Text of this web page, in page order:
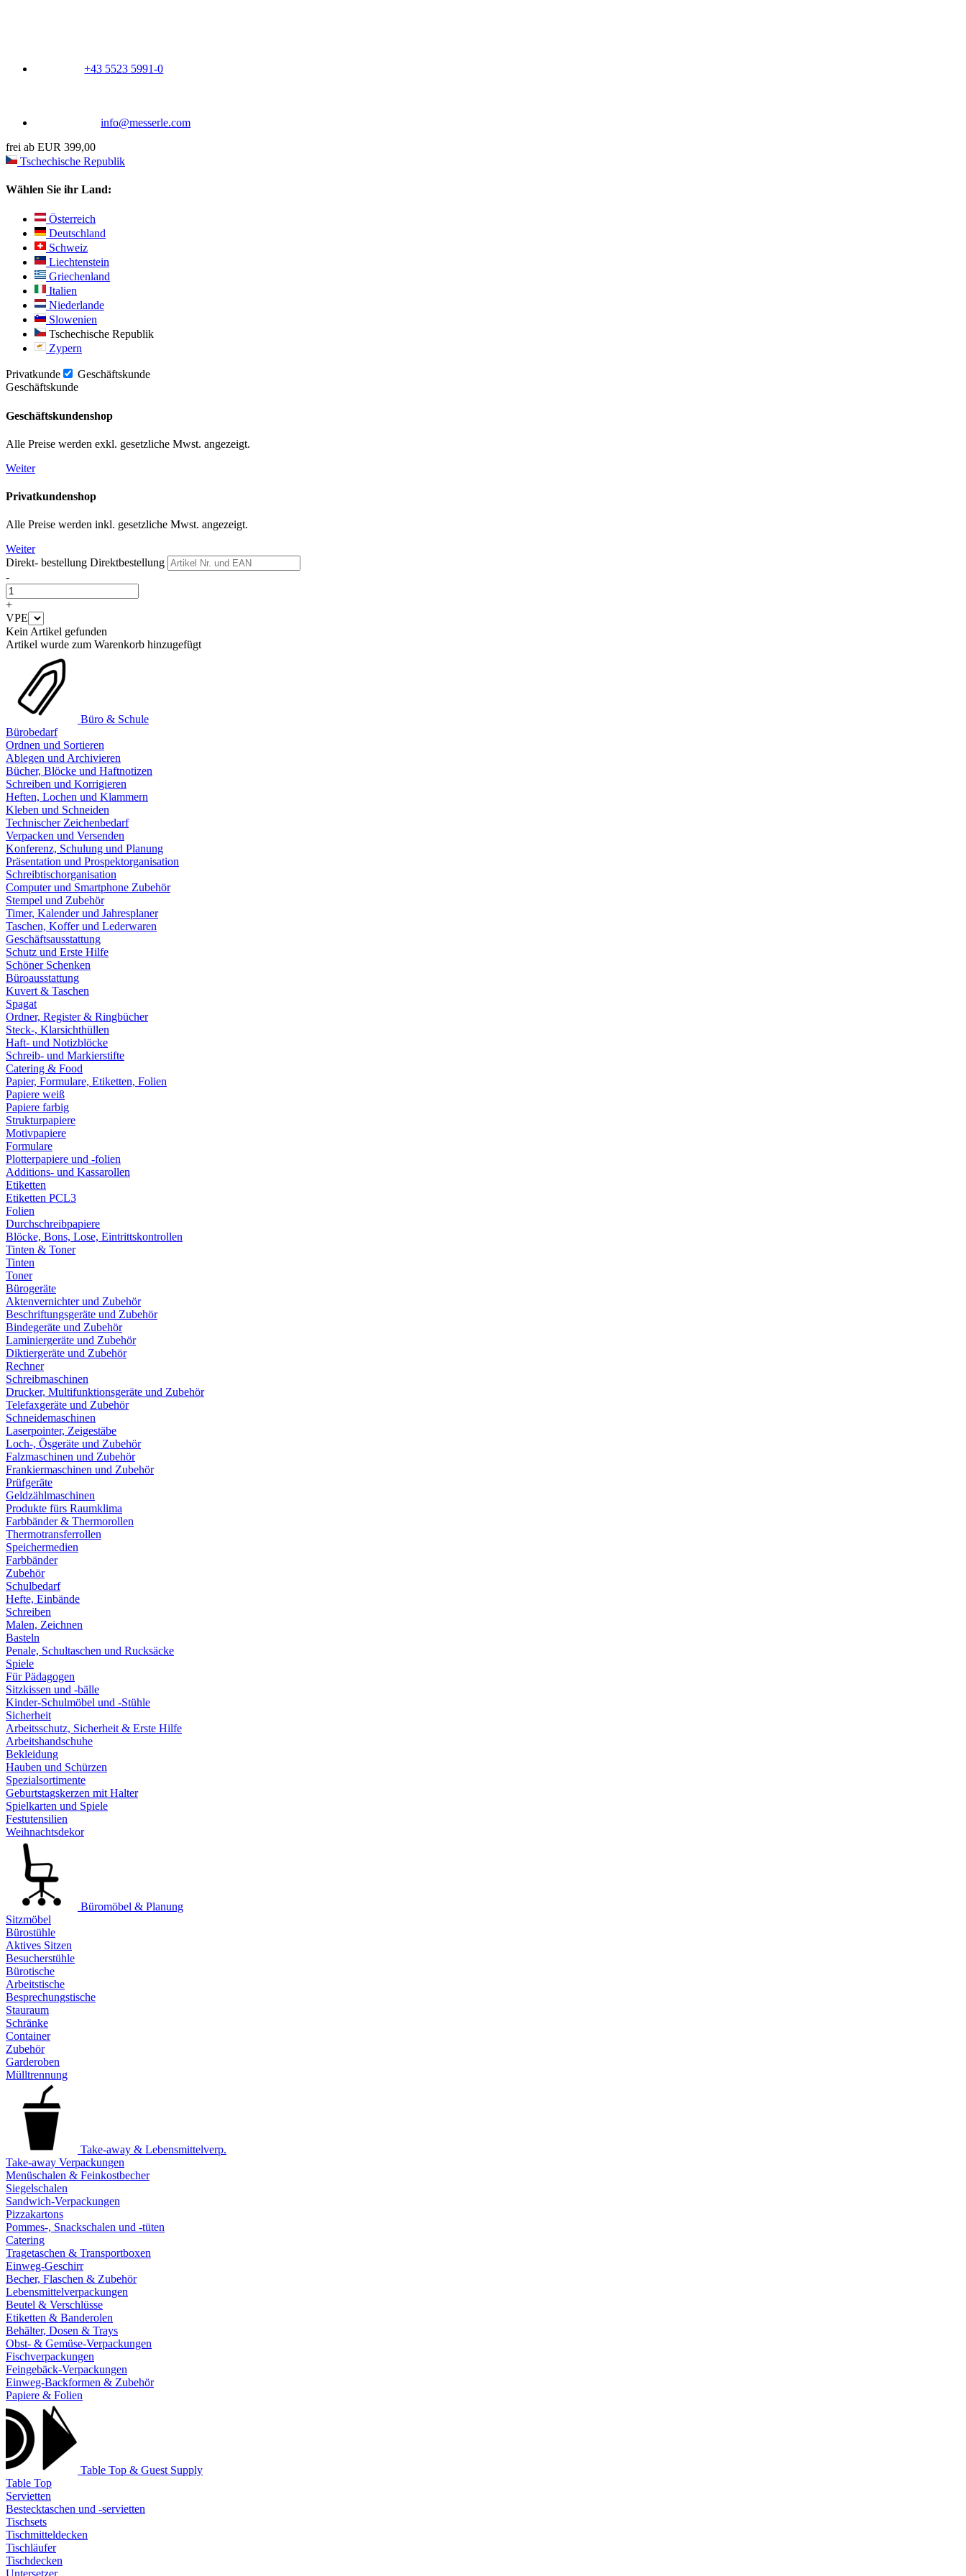
+43 5523 5991-0
info@messerle.com
frei ab EUR 399,00
Tschechische Republik
Wählen Sie ihr Land:
Österreich
Deutschland
Schweiz
Liechtenstein
Griechenland
Italien
Niederlande
Slowenien
Tschechische Republik
Zypern
Privatkunde
Geschäftskunde
Geschäftskunde
Geschäftskundenshop
Alle Preise werden exkl. gesetzliche Mwst. angezeigt.
Weiter
Privatkundenshop
Alle Preise werden inkl. gesetzliche Mwst. angezeigt.
Weiter
Direkt- bestellung Direktbestellung
-
+
VPE
Kein Artikel gefunden
Artikel wurde zum Warenkorb hinzugefügt
Büro & Schule
Bürobedarf
Ordnen und Sortieren
Ablegen und Archivieren
Bücher, Blöcke und Haftnotizen
Schreiben und Korrigieren
Heften, Lochen und Klammern
Kleben und Schneiden
Technischer Zeichenbedarf
Verpacken und Versenden
Konferenz, Schulung und Planung
Präsentation und Prospektorganisation
Schreibtischorganisation
Computer und Smartphone Zubehör
Stempel und Zubehör
Timer, Kalender und Jahresplaner
Taschen, Koffer und Lederwaren
Geschäftsausstattung
Schutz und Erste Hilfe
Schöner Schenken
Büroausstattung
Kuvert & Taschen
Spagat
Ordner, Register & Ringbücher
Steck-, Klarsichthüllen
Haft- und Notizblöcke
Schreib- und Markierstifte
Catering & Food
Papier, Formulare, Etiketten, Folien
Papiere weiß
Papiere farbig
Strukturpapiere
Motivpapiere
Formulare
Plotterpapiere und -folien
Additions- und Kassarollen
Etiketten
Etiketten PCL3
Folien
Durchschreibpapiere
Blöcke, Bons, Lose, Eintrittskontrollen
Tinten & Toner
Tinten
Toner
Bürogeräte
Aktenvernichter und Zubehör
Beschriftungsgeräte und Zubehör
Bindegeräte und Zubehör
Laminiergeräte und Zubehör
Diktiergeräte und Zubehör
Rechner
Schreibmaschinen
Drucker, Multifunktionsgeräte und Zubehör
Telefaxgeräte und Zubehör
Schneidemaschinen
Laserpointer, Zeigestäbe
Loch-, Ösgeräte und Zubehör
Falzmaschinen und Zubehör
Frankiermaschinen und Zubehör
Prüfgeräte
Geldzählmaschinen
Produkte fürs Raumklima
Farbbänder & Thermorollen
Thermotransferrollen
Speichermedien
Farbbänder
Zubehör
Schulbedarf
Hefte, Einbände
Schreiben
Malen, Zeichnen
Basteln
Penale, Schultaschen und Rucksäcke
Spiele
Für Pädagogen
Sitzkissen und -bälle
Kinder-Schulmöbel und -Stühle
Sicherheit
Arbeitsschutz, Sicherheit & Erste Hilfe
Arbeitshandschuhe
Bekleidung
Hauben und Schürzen
Spezialsortimente
Geburtstagskerzen mit Halter
Spielkarten und Spiele
Festutensilien
Weihnachtsdekor
Büromöbel & Planung
Sitzmöbel
Bürostühle
Aktives Sitzen
Besucherstühle
Bürotische
Arbeitstische
Besprechungstische
Stauraum
Schränke
Container
Zubehör
Garderoben
Mülltrennung
Take-away & Lebensmittelverp.
Take-away Verpackungen
Menüschalen & Feinkostbecher
Siegelschalen
Sandwich-Verpackungen
Pizzakartons
Pommes-, Snackschalen und -tüten
Catering
Tragetaschen & Transportboxen
Einweg-Geschirr
Becher, Flaschen & Zubehör
Lebensmittelverpackungen
Beutel & Verschlüsse
Etiketten & Banderolen
Behälter, Dosen & Trays
Obst- & Gemüse-Verpackungen
Fischverpackungen
Feingebäck-Verpackungen
Einweg-Backformen & Zubehör
Papiere & Folien
Table Top & Guest Supply
Table Top
Servietten
Bestecktaschen und -servietten
Tischsets
Tischmitteldecken
Tischläufer
Tischdecken